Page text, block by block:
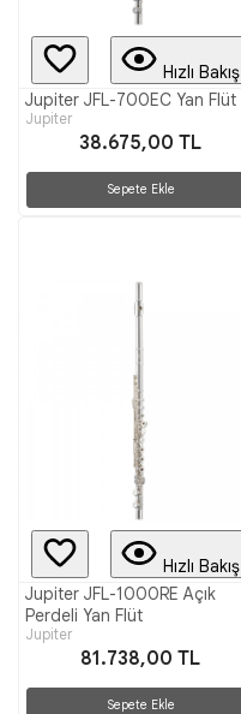
Hızlı Bakış
Jupiter JFL-700EC Yan Flüt
Jupiter
38.675,00 TL
Sepete Ekle
Hızlı Bakış
Jupiter JFL-1000RE Açık
Perdeli Yan Flüt
Jupiter
81.738,00 TL
Sepete Ekle